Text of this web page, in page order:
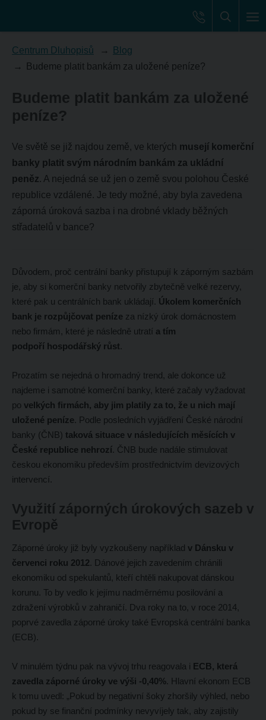
Centrum Dluhopisů
Blog
Budeme platit bankám za uložené peníze?
Budeme platit bankám za uložené
peníze?
Ve světě se již najdou země, ve kterých musejí komerční
banky platit svým národním bankám za ukládní
peněz. A nejedná se už jen o země svou polohou České
republice vzdálené. Je tedy možné, aby byla zavedena
záporná úroková sazba i na drobné vklady běžných
střadatelů v bance?
Důvodem, proč centrální banky přistupují k záporným sazbám
je, aby si komerční banky netvořily zbytečně velké rezervy,
které pak u centrálních bank ukládají. Úkolem komerčních
bank je rozpůjčovat peníze za nízký úrok domácnostem
nebo firmám, které je následně utratí a tím
podpoří hospodářský růst.
Prozatím se nejedná o hromadný trend, ale dokonce už
najdeme i samotné komerční banky, které začaly vyžadovat
po velkých firmách, aby jim platily za to, že u nich mají
uložené peníze. Podle posledních vyjádření České národní
banky (ČNB) taková situace v následujících měsících v
České republice nehrozí. ČNB bude nadále stimulovat
českou ekonomiku především prostřednictvím devizových
intervencí.
Využití záporných úrokových sazeb v
Evropě
Záporné úroky již byly vyzkoušeny například v Dánsku v
červenci roku 2012. Dánové jejich zavedením chránili
ekonomiku od spekulantů, kteří chtěli nakupovat dánskou
korunu. To by vedlo k jejímu nadměrnému posilování a
zdražení výrobků v zahraničí. Dva roky na to, v roce 2014,
poprvé zavedla záporné úroky také Evropská centrální banka
(ECB).
V minulém týdnu pak na vývoj trhu reagovala i ECB, která
zavedla záporné úroky ve výši -0,40%. Hlavní ekonom ECB
k tomu uvedl: „Pokud by negativní šoky zhoršily výhled, nebo
pokud by se finanční podmínky nevyvíjely tak, aby zajistily